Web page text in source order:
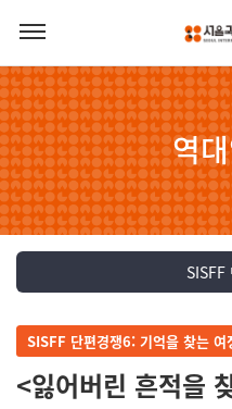
역
SISFF
SISFF 단편경쟁6: 기억을 찾는 여
<잃어버린 흔적을